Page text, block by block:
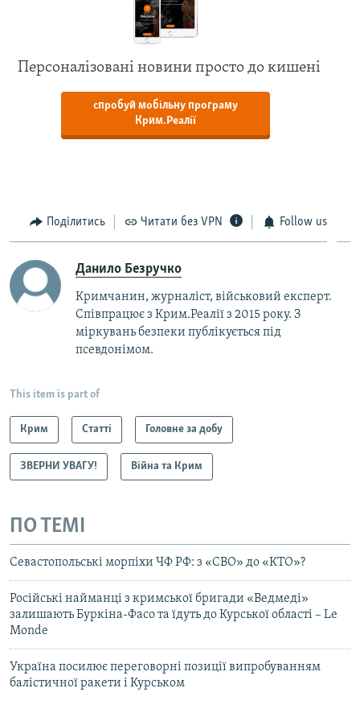
Персоналізовані новини просто до кишені
спробуй мобільну програму
Крим.Реалії
Поділитись Читати без VPN Follow us
Данило Безручко
Кримчанин, журналіст, військовий експерт.
Співпрацює з Крим.Реалії з 2015 року. З
міркувань безпеки публікується під
псевдонімом.
This item is part of
Крим Статті Головне за добу
ЗВЕРНИ УВАГУ! Війна та Крим
ПО ТЕМІ
Севастопольські морпіхи ЧФ РФ: з «СВО» до «КТО»?
Російські найманці з кримської бригади «Ведмеді»
залишають Буркіна-Фасо та їдуть до Курської області – Le
Monde
Україна посилює переговорні позиції випробуванням
балістичної ракети і Курськом